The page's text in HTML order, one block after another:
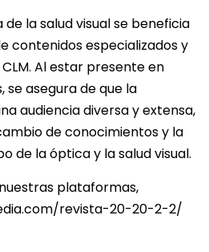
de la salud visual se beneficia
contenidos especializados y
Al estar presente en
asegura de que la
audiencia diversa y extensa,
de conocimientos y la
de la óptica y la salud visual.
plataformas,
revista-20-20-2-2/